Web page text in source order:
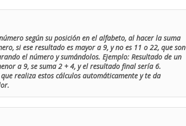
según su posición en el alfabeto, al hacer la suma
si ese resultado es mayor a 9, y no es 11 o 22, que son
el número y sumándolos. Ejemplo: Resultado de un
a 9, se suma 2 + 4, y el resultado final sería 6.
realiza estos cálculos automáticamente y te da